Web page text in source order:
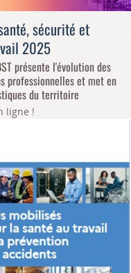
sécurité et
2025
présente l'évolution des
professionnelles et met en
du territoire
ligne !